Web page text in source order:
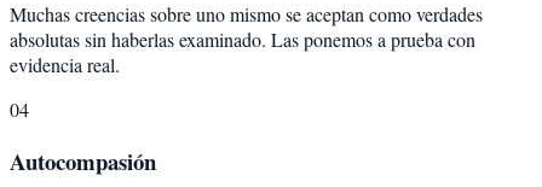
Muchas creencias sobre uno mismo se aceptan como verdades
absolutas sin haberlas examinado. Las ponemos a prueba con
evidencia real.
04
Autocompasión